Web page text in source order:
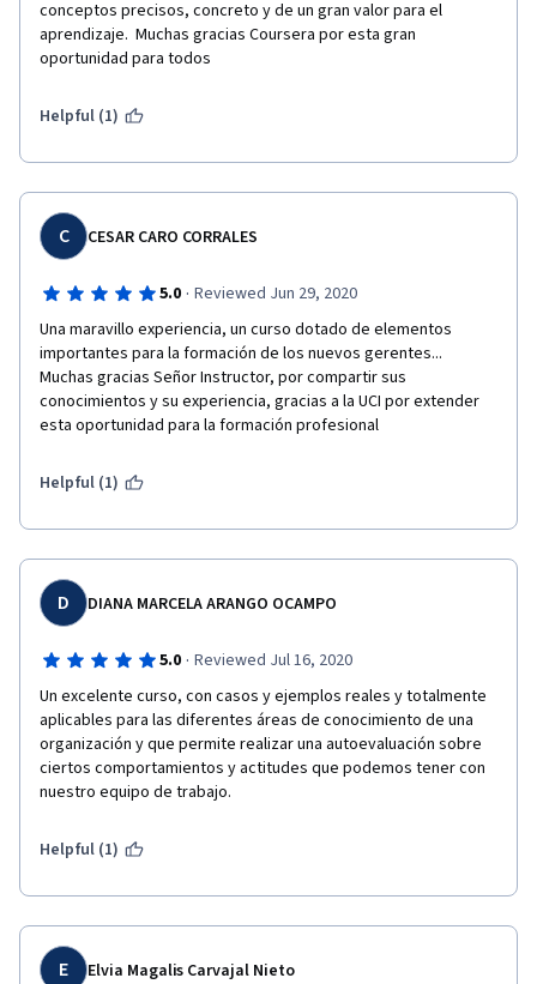
conceptos precisos, concreto y de un gran valor para el
aprendizaje.  Muchas gracias Coursera por esta gran
oportunidad para todos
Helpful (1)
C CESAR CARO CORRALES
5.0 · Reviewed Jun 29, 2020
Una maravillo experiencia, un curso dotado de elementos
importantes para la formación de los nuevos gerentes...
Muchas gracias Señor Instructor, por compartir sus
conocimientos y su experiencia, gracias a la UCI por extender
esta oportunidad para la formación profesional
Helpful (1)
D DIANA MARCELA ARANGO OCAMPO
5.0 · Reviewed Jul 16, 2020
Un excelente curso, con casos y ejemplos reales y totalmente
aplicables para las diferentes áreas de conocimiento de una
organización y que permite realizar una autoevaluación sobre
ciertos comportamientos y actitudes que podemos tener con
nuestro equipo de trabajo.
Helpful (1)
E Elvia Magalis Carvajal Nieto